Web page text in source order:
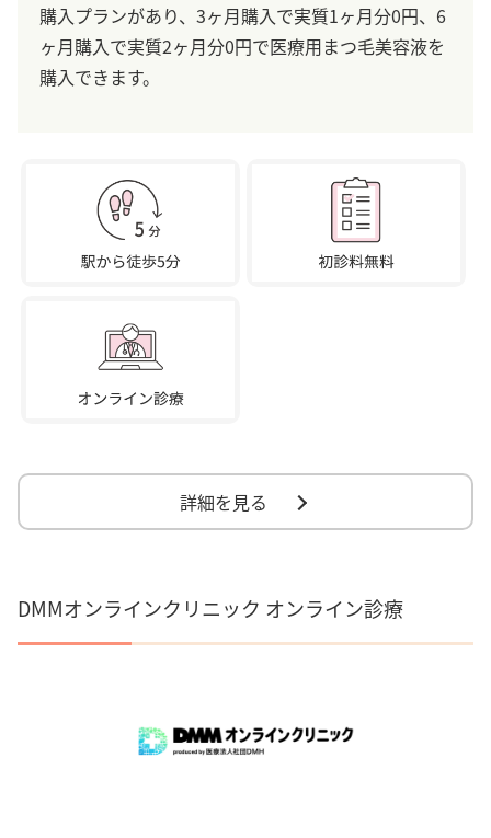
購入プランがあり、3ヶ月購入で実質1ヶ月分0円、6
ヶ月購入で実質2ヶ月分0円で医療用まつ毛美容液を
購入できます。
詳細を見る
DMMオンラインクリニック オンライン診療